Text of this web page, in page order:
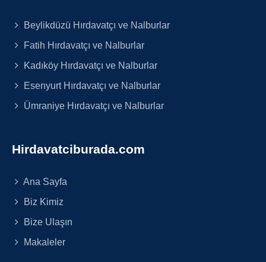
Beylikdüzü Hırdavatçı ve Nalburlar
Fatih Hırdavatçı ve Nalburlar
Kadıköy Hırdavatçı ve Nalburlar
Esenyurt Hırdavatçı ve Nalburlar
Ümraniye Hırdavatçı ve Nalburlar
Hirdavatciburada.com
Ana Sayfa
Biz Kimiz
Bize Ulaşın
Makaleler